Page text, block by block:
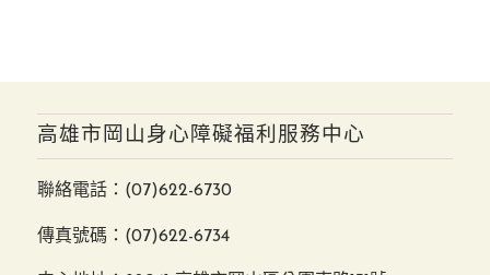
高雄市岡山身心障礙福利服務中心
聯絡電話： (07)622-6730
傳真號碼：(07)622-6734